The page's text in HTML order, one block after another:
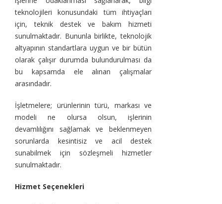
teknolojileri konusundaki tüm ihtiyaçları
için, teknik destek ve bakım hizmeti
sunulmaktadır. Bununla birlikte, teknolojik
altyapının standartlara uygun ve bir bütün
olarak çalışır durumda bulundurulması da
bu kapsamda ele alınan çalışmalar
arasındadır.
İşletmelere; ürünlerinin türü, markası ve
modeli ne olursa olsun, işlerinin
devamlılığını sağlamak ve beklenmeyen
sorunlarda kesintisiz ve acil destek
sunabilmek için sözleşmeli hizmetler
sunulmaktadır.
Hizmet Seçenekleri